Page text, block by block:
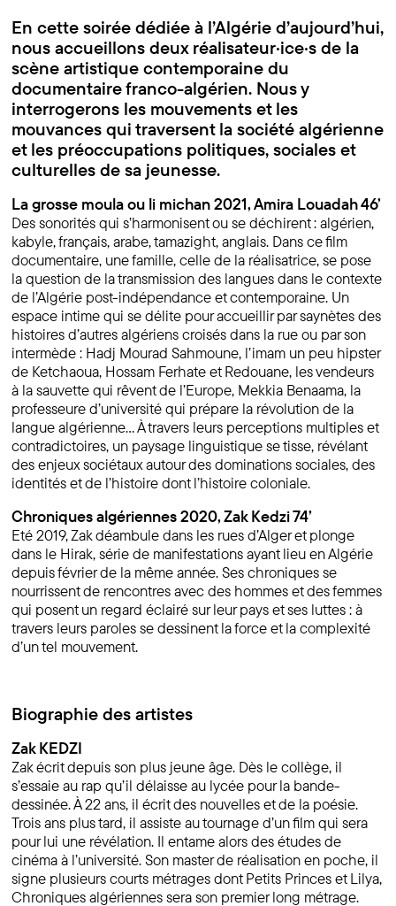
En cette soirée dédiée à l’Algérie d’aujourd’hui,
nous accueillons deux réalisateur·ice·s de la
scène artistique contemporaine du
documentaire franco-algérien. Nous y
interrogerons les mouvements et les
mouvances qui traversent la société algérienne
et les préoccupations politiques, sociales et
culturelles de sa jeunesse.
La grosse moula ou li michan 2021, Amira Louadah 46’
Des sonorités qui s’harmonisent ou se déchirent : algérien,
kabyle, français, arabe, tamazight, anglais. Dans ce film
documentaire, une famille, celle de la réalisatrice, se pose
la question de la transmission des langues dans le contexte
de l’Algérie post-indépendance et contemporaine. Un
espace intime qui se délite pour accueillir par saynètes des
histoires d’autres algériens croisés dans la rue ou par son
intermède : Hadj Mourad Sahmoune, l’imam un peu hipster
de Ketchaoua, Hossam Ferhate et Redouane, les vendeurs
à la sauvette qui rêvent de l’Europe, Mekkia Benaama, la
professeure d’université qui prépare la révolution de la
langue algérienne… À travers leurs perceptions multiples et
contradictoires, un paysage linguistique se tisse, révélant
des enjeux sociétaux autour des dominations sociales, des
identités et de l’histoire dont l’histoire coloniale.
Chroniques algériennes 2020, Zak Kedzi 74’
Eté 2019, Zak déambule dans les rues d’Alger et plonge
dans le Hirak, série de manifestations ayant lieu en Algérie
depuis février de la même année. Ses chroniques se
nourrissent de rencontres avec des hommes et des femmes
qui posent un regard éclairé sur leur pays et ses luttes : à
travers leurs paroles se dessinent la force et la complexité
d’un tel mouvement.
Biographie des artistes
Zak KEDZI
Zak écrit depuis son plus jeune âge. Dès le collège, il
s’essaie au rap qu’il délaisse au lycée pour la bande-
dessinée. À 22 ans, il écrit des nouvelles et de la poésie.
Trois ans plus tard, il assiste au tournage d’un film qui sera
pour lui une révélation. Il entame alors des études de
cinéma à l’université. Son master de réalisation en poche, il
signe plusieurs courts métrages dont Petits Princes et Lilya,
Chroniques algériennes sera son premier long métrage.